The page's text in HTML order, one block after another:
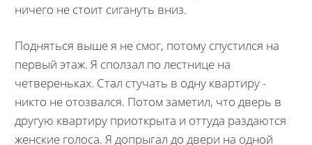
ничего не стоит сигануть вниз.
Подняться выше я не смог, потому спустился на
первый этаж. Я сползал по лестнице на
четвереньках. Стал стучать в одну квартиру -
никто не отозвался. Потом заметил, что дверь в
другую квартиру приоткрыта и оттуда раздаются
женские голоса. Я допрыгал до двери на одной